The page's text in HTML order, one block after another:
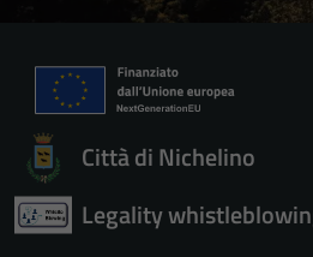
Città di Nichelino
Legality